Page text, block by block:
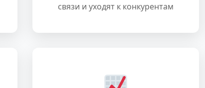
связи и уходят к конкурентам